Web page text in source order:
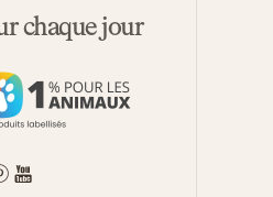
chaque jour